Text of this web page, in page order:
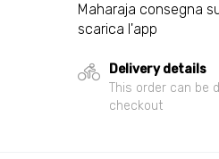
Maharaja consegna
scarica l'app
Delivery details
This order can be
checkout